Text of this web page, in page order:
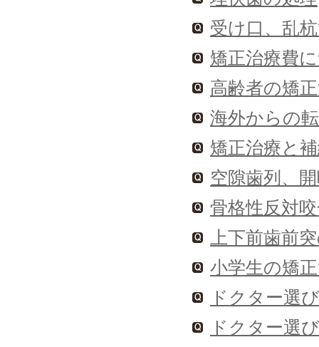
受け口、乱
矯正治療費
高齢者の矯
海外からの
矯正治療と
空隙歯列、
骨格性反対
上下前歯前
小学生の矯
ドクター選
ドクター選